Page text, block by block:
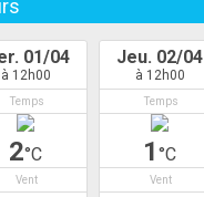
01/04
à 12h00
Temps
2°C
Vent
Jeu. 02/04
à 12h00
Temps
1°C
Vent